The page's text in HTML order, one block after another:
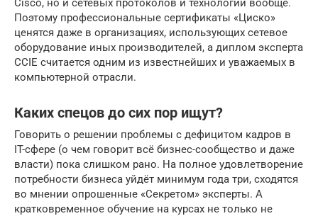
Cisco, но и сетевых протоколов и технологий вообще.
Поэтому профессиональные сертификаты «Циско»
ценятся даже в организациях, использующих сетевое
оборудование иных производителей, а диплом эксперта
CCIE считается одним из известнейших и уважаемых в
компьютерной отрасли.
Каких спецов до сих пор ищут?
Говорить о решении проблемы с дефицитом кадров в
IT-сфере (о чем говорит всё бизнес-сообщество и даже
власти) пока слишком рано. На полное удовлетворение
потребности бизнеса уйдёт минимум года три, сходятся
во мнении опрошенные «Секретом» эксперты. А
кратковременное обучение на курсах не только не